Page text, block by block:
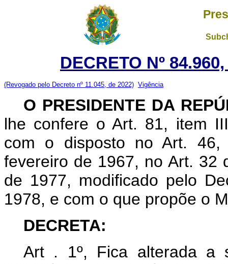
DECRETO Nº
(Revogado pelo Decreto nº 11.045, de 2022) Vigência
O PRESIDENTE DA
lhe confere o Art. 81, item
com o disposto no Art.
fevereiro de 1967, no Art. 32
de 1977, modificado pelo
1978, e com o que propõe o
DECRETA:
Art . 1º, Fica alterada a